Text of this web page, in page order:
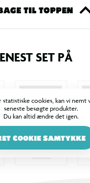
tur i parken. En enkel og
og pust forsigtigt for at
behov for fortsat leg.
i rør
– leveres assorteret
udendørs brug
TIL TOPPEN
SET PÅ
statistiske cookies, kan vi nemt
seneste besøgte produkter.
Du kan altid ændre det igen.
COOKIE SAMTYKKE